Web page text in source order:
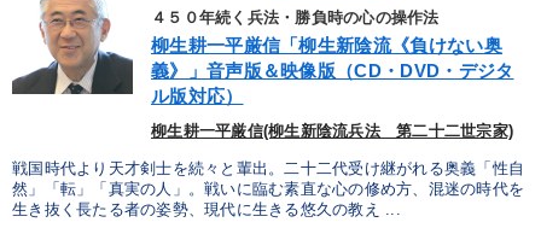
４５０年続く兵法・勝負時の心の操作法
柳生耕一平厳信「柳生新陰流《負けない奥
義》」音声版＆映像版（CD・DVD・デジタ
ル版対応）
柳生耕一平厳信(柳生新陰流兵法 第二十二世宗家)
戦国時代より天才剣士を続々と輩出。二十二代受け継がれる奥義「性自
然」「転」「真実の人」。戦いに臨む素直な心の修め方、混迷の時代を
生き抜く長たる者の姿勢、現代に生きる悠久の教え ...